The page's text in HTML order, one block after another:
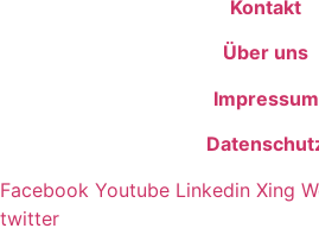
Kontakt
Über uns
Impressum
Facebook Youtube Linkedin Xing
twitter